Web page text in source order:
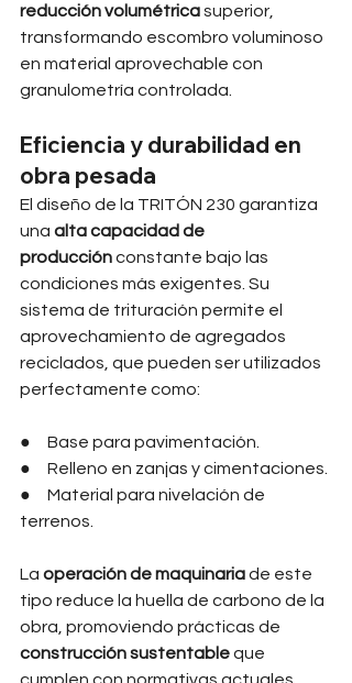
reducción volumétrica superior,
transformando escombro voluminoso
en material aprovechable con
granulometría controlada.
Eficiencia y durabilidad en
obra pesada
El diseño de la TRITÓN 230 garantiza
una alta capacidad de
producción constante bajo las
condiciones más exigentes. Su
sistema de trituración permite el
aprovechamiento de agregados
reciclados, que pueden ser utilizados
perfectamente como:
●     Base para pavimentación.
●     Relleno en zanjas y cimentaciones.
●     Material para nivelación de
terrenos.
La operación de maquinaria de este
tipo reduce la huella de carbono de la
obra, promoviendo prácticas de
construcción sustentable que